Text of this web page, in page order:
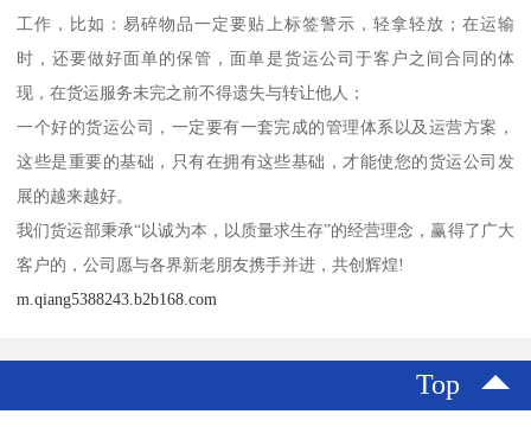
工作，比如：易碎物品一定要贴上标签警示，轻拿轻放；在运输
时，还要做好面单的保管，面单是货运公司于客户之间合同的体
现，在货运服务未完之前不得遗失与转让他人；
一个好的货运公司，一定要有一套完成的管理体系以及运营方案，
这些是重要的基础，只有在拥有这些基础，才能使您的货运公司发
展的越来越好。
我们货运部秉承“以诚为本，以质量求生存”的经营理念，赢得了广大
客户的，公司愿与各界新老朋友携手并进，共创辉煌!
m.qiang5388243.b2b168.com
Top